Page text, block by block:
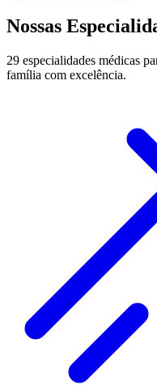
Nossas
29 especialidades médicas
família com excelência.